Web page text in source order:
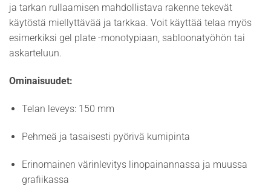
ja tarkan rullaamisen mahdollistava rakenne tekevät
käytöstä miellyttävää ja tarkkaa. Voit käyttää telaa myös
esimerkiksi gel plate -monotypiaan, sabloonatyöhön tai
askarteluun.
Ominaisuudet:
Telan leveys: 150 mm
Pehmeä ja tasaisesti pyörivä kumipinta
Erinomainen värinlevitys linopainannassa ja muussa
grafiikassa